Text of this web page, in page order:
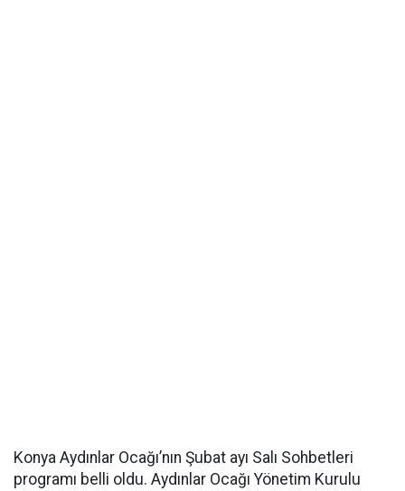
Konya Aydınlar Ocağı’nın Şubat ayı Salı Sohbetleri
programı belli oldu. Aydınlar Ocağı Yönetim Kurulu